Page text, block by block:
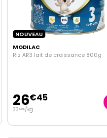
NOUVEAU
MODILAC
Riz AR3 lait de croissance 800g
26€45
33€06/kg